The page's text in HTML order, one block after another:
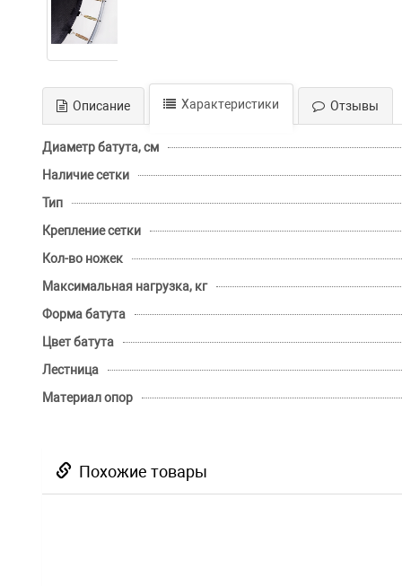
Описание Характеристики Отзывы
Диаметр батута, см
Наличие сетки
Тип
Крепление сетки
Кол-во ножек
Максимальная нагрузка, кг
Форма батута
Цвет батута
Лестница
Материал опор
Похожие товары